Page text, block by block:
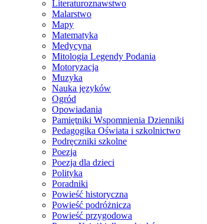
Literaturoznawstwo
Malarstwo
Mapy
Matematyka
Medycyna
Mitologia Legendy Podania
Motoryzacja
Muzyka
Nauka języków
Ogród
Opowiadania
Pamiętniki Wspomnienia Dzienniki
Pedagogika Oświata i szkolnictwo
Podręczniki szkolne
Poezja
Poezja dla dzieci
Polityka
Poradniki
Powieść historyczna
Powieść podróżnicza
Powieść przygodowa